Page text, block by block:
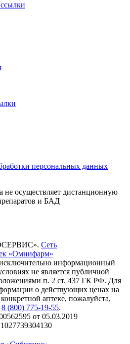
персональных данных
не осуществляет дистанционную
и БАД
Сеть
«Омнифарм»
информационный
не является публичной
п. 2 ст. 437 ГК РФ. Для
о действующих ценах на
аптеке, пожалуйста,
8 (800) 775-19-55.
от 05.03.2019